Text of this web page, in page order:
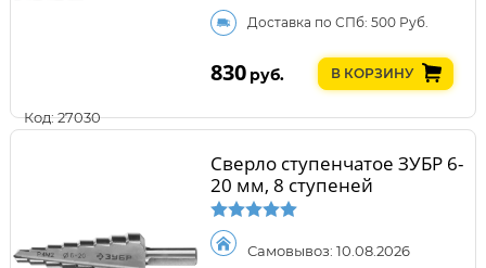
Код: 27030
Доставка по СПб: 500 Руб.
830 руб. В КОРЗИНУ
Сверло ступенчатое ЗУБР 6-
20 мм, 8 ступеней
Самовывоз: 10.08.2026